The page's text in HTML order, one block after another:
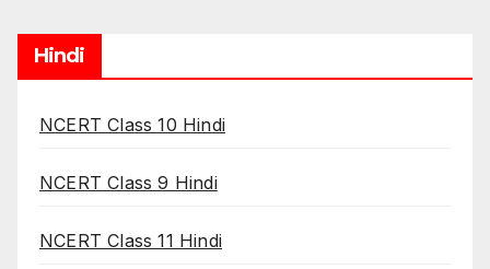
Hindi
NCERT Class 10 Hindi
NCERT Class 9 Hindi
NCERT Class 11 Hindi